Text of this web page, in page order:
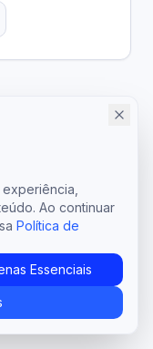
Ao continuar
Política de
Essenciais